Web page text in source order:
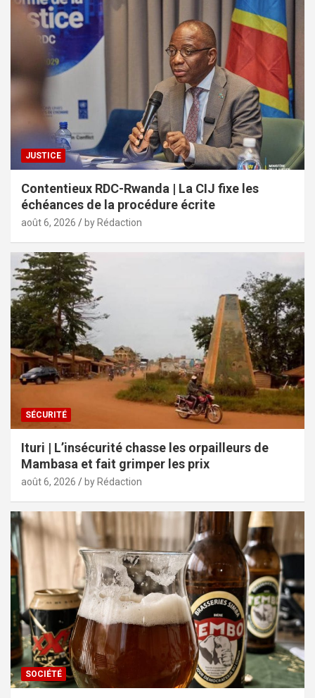
JUSTICE
Contentieux RDC-Rwanda | La CIJ fixe les
échéances de la procédure écrite
août 6, 2026 by Rédaction
SÉCURITÉ
Ituri | L’insécurité chasse les orpailleurs de
Mambasa et fait grimper les prix
août 6, 2026 by Rédaction
SOCIÉTÉ